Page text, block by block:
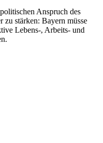
Anspruch des
zu stärken: Bayern müsse
Lebens-, Arbeits- und